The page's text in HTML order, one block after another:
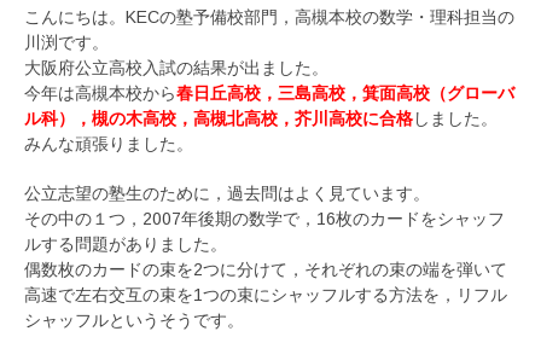
こんにちは。KECの塾予備校部門，高槻本校の数学・理科担当の
川渕です。
大阪府公立高校入試の結果が出ました。
今年は高槻本校から春日丘高校，三島高校，箕面高校（グローバ
ル科），槻の木高校，高槻北高校，芥川高校に合格しました。
みんな頑張りました。
公立志望の塾生のために，過去問はよく見ています。
その中の１つ，2007年後期の数学で，16枚のカードをシャッフ
ルする問題がありました。
偶数枚のカードの束を2つに分けて，それぞれの束の端を弾いて
高速で左右交互の束を1つの束にシャッフルする方法を，リフル
シャッフルというそうです。